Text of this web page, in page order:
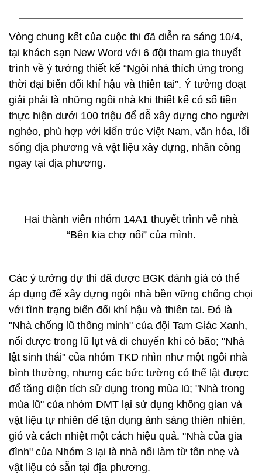
Vòng chung kết của cuộc thi đã diễn ra sáng 10/4,
tại khách sạn New Word với 6 đội tham gia thuyết
trình về ý tưởng thiết kế “Ngôi nhà thích ứng trong
thời đại biến đổi khí hậu và thiên tai”. Ý tưởng đoạt
giải phải là những ngôi nhà khi thiết kế có số tiền
thực hiện dưới 100 triệu để dễ xây dựng cho người
nghèo, phù hợp với kiến trúc Việt Nam, văn hóa, lối
sống địa phương và vật liệu xây dựng, nhân công
ngay tại địa phương.
Hai thành viên nhóm 14A1 thuyết trình về nhà
“Bên kia chợ nổi” của mình.
Các ý tưởng dự thi đã được BGK đánh giá có thể
áp dụng để xây dựng ngôi nhà bền vững chống chọi
với tình trạng biến đổi khí hậu và thiên tai. Đó là
"Nhà chống lũ thông minh" của đội Tam Giác Xanh,
nổi được trong lũ lụt và di chuyển khi có bão; "Nhà
lật sinh thái" của nhóm TKD nhìn như một ngôi nhà
bình thường, nhưng các bức tường có thể lật được
để tăng diện tích sử dụng trong mùa lũ; "Nhà trong
mùa lũ" của nhóm DMT lại sử dụng không gian và
vật liệu tự nhiên để tận dụng ánh sáng thiên nhiên,
gió và cách nhiệt một cách hiệu quả. "Nhà của gia
đình" của Nhóm 3 lại là nhà nổi làm từ tôn nhẹ và
vật liệu có sẵn tại địa phương.